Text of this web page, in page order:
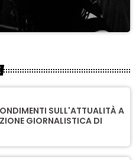
SULL'ATTUALITÀ A
GIORNALISTICA DI